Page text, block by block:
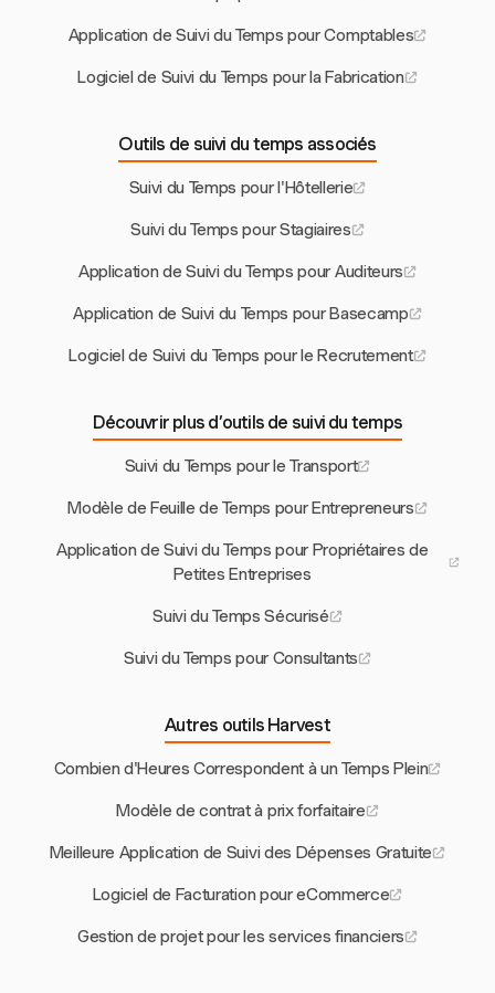
Application de Suivi du Temps pour Comptables
Logiciel de Suivi du Temps pour la Fabrication
Outils de suivi du temps associés
Suivi du Temps pour l'Hôtellerie
Suivi du Temps pour Stagiaires
Application de Suivi du Temps pour Auditeurs
Application de Suivi du Temps pour Basecamp
Logiciel de Suivi du Temps pour le Recrutement
Découvrir plus d’outils de suivi du temps
Suivi du Temps pour le Transport
Modèle de Feuille de Temps pour Entrepreneurs
Application de Suivi du Temps pour Propriétaires de
Petites Entreprises
Suivi du Temps Sécurisé
Suivi du Temps pour Consultants
Autres outils Harvest
Combien d'Heures Correspondent à un Temps Plein
Modèle de contrat à prix forfaitaire
Meilleure Application de Suivi des Dépenses Gratuite
Logiciel de Facturation pour eCommerce
Gestion de projet pour les services financiers